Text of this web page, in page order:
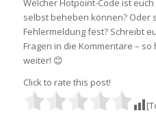
Welcher Hotpoint-Code ist
selbst beheben können? Oder
Fehlermeldung fest? Schreibt
Fragen in die Kommentare –
weiter! 😊
Click to rate this post!